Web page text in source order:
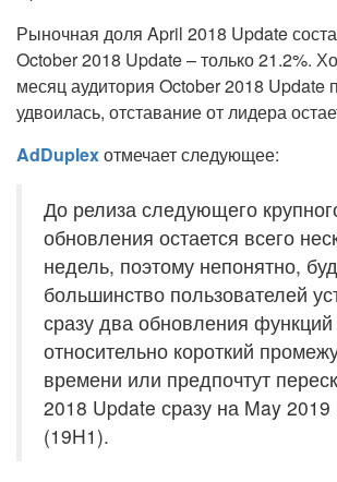
Рыночная доля April 2018 Update
October 2018 Update – только 21.2%.
месяц аудитория October 2018 Update
удвоилась, отставание от лидера
AdDuplexотмечает следующее:
До релиза следующего
обновления остается всего
недель, поэтому непонятно,
большинство пользователей
сразу два обновления функций
относительно короткий
времени или предпочтут
2018 Update сразу на May 2019
(19H1).